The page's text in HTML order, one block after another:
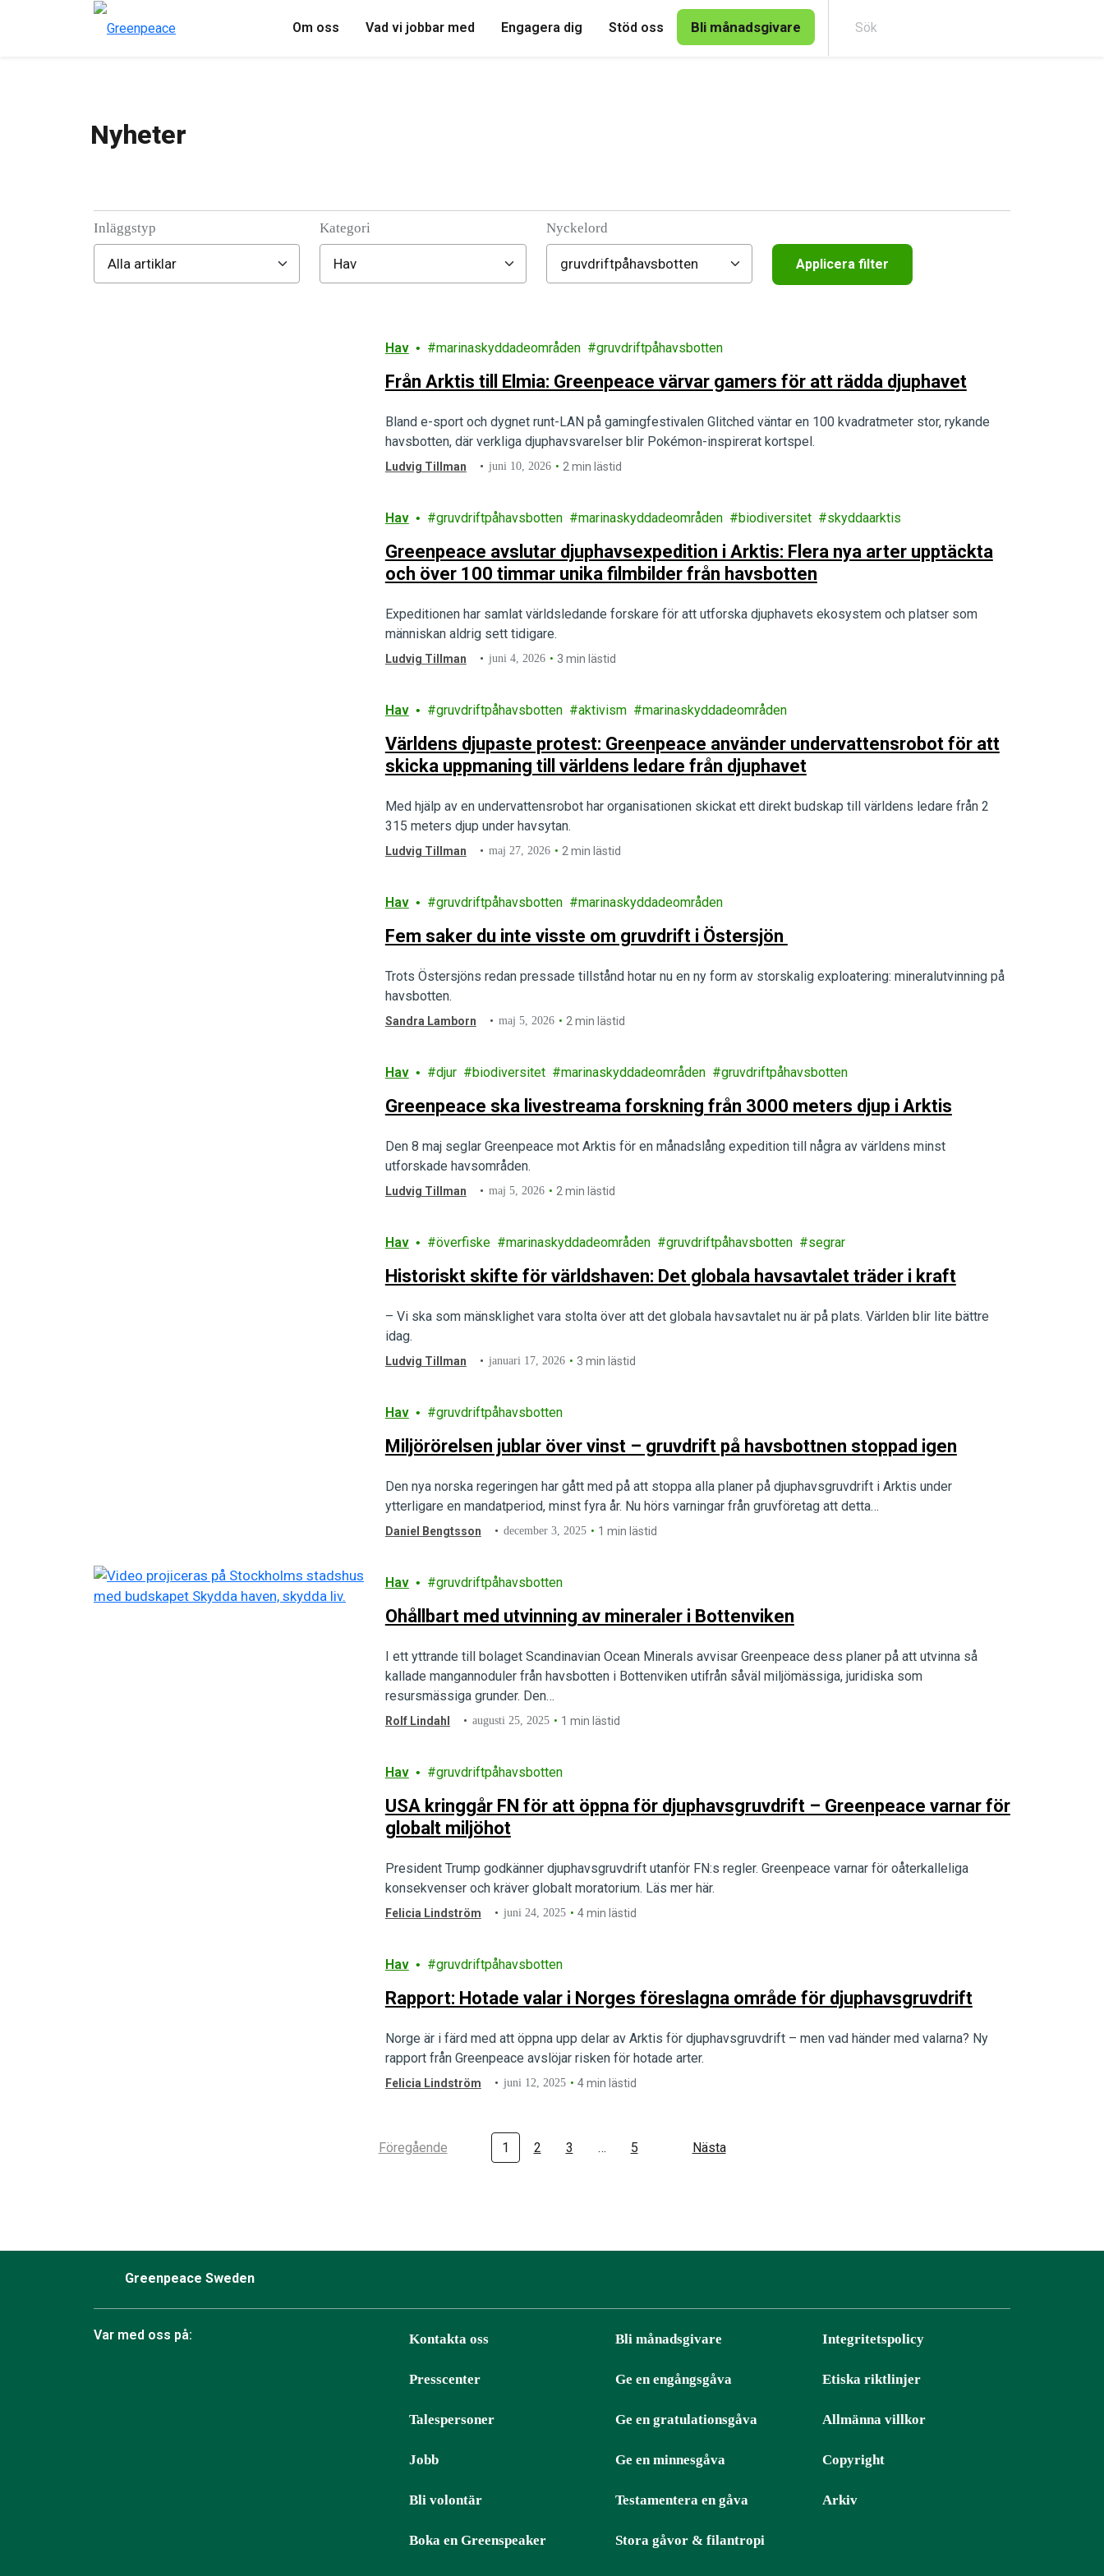
Om oss Vad vi jobbar med Engagera dig Stöd oss Bli månadsgivare
Nyheter
Filter posts
Inläggstyp Kategori Nyckelord
Applicera filter
Hav marinaskyddadeområden gruvdriftpåhavsbotten
Från Arktis till Elmia: Greenpeace värvar gamers för att rädda djuphavet
Bland e-sport och dygnet runt-LAN på gamingfestivalen Glitched väntar en 100 kvadratmeter stor, rykande
havsbotten, där verkliga djuphavsvarelser blir Pokémon-inspirerat kortspel.
Ludvig Tillman juni 10, 2026 2 min lästid
Hav gruvdriftpåhavsbotten marinaskyddadeområden biodiversitet skyddaarktis
Greenpeace avslutar djuphavsexpedition i Arktis: Flera nya arter upptäckta
och över 100 timmar unika filmbilder från havsbotten
Expeditionen har samlat världsledande forskare för att utforska djuphavets ekosystem och platser som
människan aldrig sett tidigare.
Ludvig Tillman juni 4, 2026 3 min lästid
Hav gruvdriftpåhavsbotten aktivism marinaskyddadeområden
Världens djupaste protest: Greenpeace använder undervattensrobot för att
skicka uppmaning till världens ledare från djuphavet
Med hjälp av en undervattensrobot har organisationen skickat ett direkt budskap till världens ledare från 2
315 meters djup under havsytan.
Ludvig Tillman maj 27, 2026 2 min lästid
Hav gruvdriftpåhavsbotten marinaskyddadeområden
Fem saker du inte visste om gruvdrift i Östersjön
Trots Östersjöns redan pressade tillstånd hotar nu en ny form av storskalig exploatering: mineralutvinning på
havsbotten.
Sandra Lamborn maj 5, 2026 2 min lästid
Hav djur biodiversitet marinaskyddadeområden gruvdriftpåhavsbotten
Greenpeace ska livestreama forskning från 3000 meters djup i Arktis
Den 8 maj seglar Greenpeace mot Arktis för en månadslång expedition till några av världens minst
utforskade havsområden.
Ludvig Tillman maj 5, 2026 2 min lästid
Hav överfiske marinaskyddadeområden gruvdriftpåhavsbotten segrar
Historiskt skifte för världshaven: Det globala havsavtalet träder i kraft
– Vi ska som mänsklighet vara stolta över att det globala havsavtalet nu är på plats. Världen blir lite bättre
idag.
Ludvig Tillman januari 17, 2026 3 min lästid
Hav gruvdriftpåhavsbotten
Miljörörelsen jublar över vinst – gruvdrift på havsbottnen stoppad igen
Den nya norska regeringen har gått med på att stoppa alla planer på djuphavsgruvdrift i Arktis under
ytterligare en mandatperiod, minst fyra år. Nu hörs varningar från gruvföretag att detta…
Daniel Bengtsson december 3, 2025 1 min lästid
Hav gruvdriftpåhavsbotten
Ohållbart med utvinning av mineraler i Bottenviken
I ett yttrande till bolaget Scandinavian Ocean Minerals avvisar Greenpeace dess planer på att utvinna så
kallade mangannoduler från havsbotten i Bottenviken utifrån såväl miljömässiga, juridiska som
resursmässiga grunder. Den…
Rolf Lindahl augusti 25, 2025 1 min lästid
Hav gruvdriftpåhavsbotten
USA kringgår FN för att öppna för djuphavsgruvdrift – Greenpeace varnar för
globalt miljöhot
President Trump godkänner djuphavsgruvdrift utanför FN:s regler. Greenpeace varnar för oåterkalleliga
konsekvenser och kräver globalt moratorium. Läs mer här.
Felicia Lindström juni 24, 2025 4 min lästid
Hav gruvdriftpåhavsbotten
Rapport: Hotade valar i Norges föreslagna område för djuphavsgruvdrift
Norge är i färd med att öppna upp delar av Arktis för djuphavsgruvdrift – men vad händer med valarna? Ny
rapport från Greenpeace avslöjar risken för hotade arter.
Felicia Lindström juni 12, 2025 4 min lästid
Föregående 1 2 3 … 5 Nästa
Greenpeace Sweden
Var med oss på: Kontakta oss
Presscenter
Talespersoner
Jobb
Bli volontär
Boka en Greenspeaker
Bli månadsgivare
Ge en engångsgåva
Ge en gratulationsgåva
Ge en minnesgåva
Testamentera en gåva
Stora gåvor & filantropi
Integritetspolicy
Etiska riktlinjer
Allmänna villkor
Copyright
Arkiv